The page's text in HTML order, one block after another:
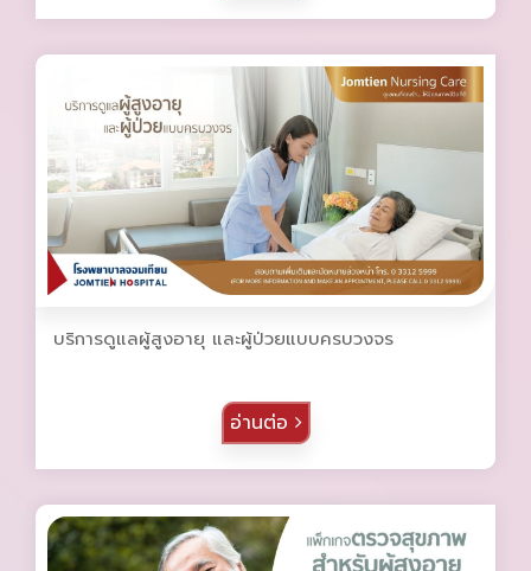
บริการดูแลผู้สูงอายุ และผู้ป่วยแบบครบวงจร
อ่านต่อ